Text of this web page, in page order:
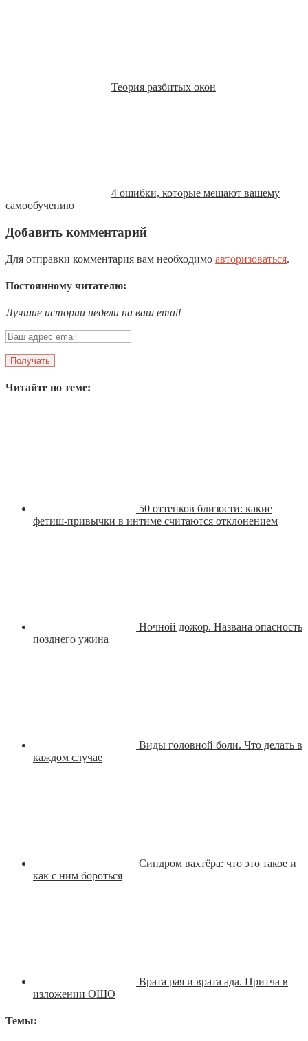
Теория разбитых окон
4 ошибки, которые мешают вашему
самообучению
Добавить комментарий
Для отправки комментария вам необходимо авторизоваться.
Постоянному читателю:
Лучшие истории недели на ваш email
Читайте по теме:
50 оттенков близости: какие
фетиш-привычки в интиме считаются отклонением
Ночной дожор. Названа опасность
позднего ужина
Виды головной боли. Что делать в
каждом случае
Синдром вахтёра: что это такое и
как с ним бороться
Врата рая и врата ада. Притча в
изложении ОШО
Темы: